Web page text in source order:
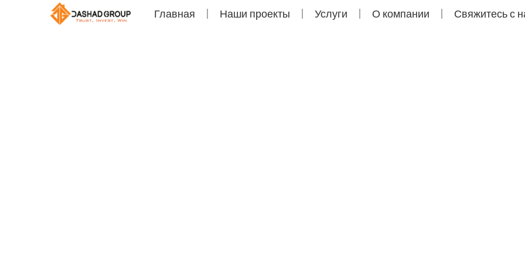
Главная Наши проекты Услуги О компании Свяжитесь с